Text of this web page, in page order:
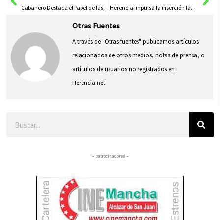
Cabañero Destaca el Papel de las Mujeres Empresarias en el Crecimiento Provincial y Rural Herencia impulsa la inserción laboral juvenil con el proyecto RUZI en colaboración con ZINCAMAN
Otras Fuentes
A través de "Otras fuentes" publicamos artículos
relacionados de otros medios, notas de prensa, o
artículos de usuarios no registrados en
Herencia.net
– patrocinadores –